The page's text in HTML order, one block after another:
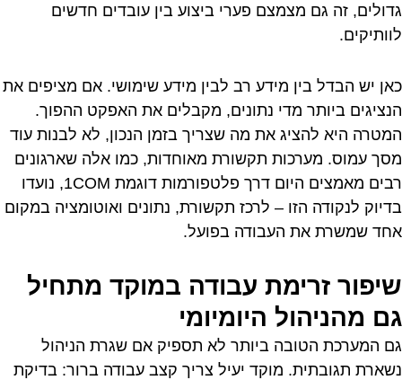
גדולים, זה גם מצמצם פערי ביצוע בין עובדים חדשים
לוותיקים.
כאן יש הבדל בין מידע רב לבין מידע שימושי. אם מציפים את
הנציגים ביותר מדי נתונים, מקבלים את האפקט ההפוך.
המטרה היא להציג את מה שצריך בזמן הנכון, לא לבנות עוד
מסך עמוס. מערכות תקשורת מאוחדות, כמו אלה שארגונים
רבים מאמצים היום דרך פלטפורמות דוגמת 1COM, נועדו
בדיוק לנקודה הזו – לרכז תקשורת, נתונים ואוטומציה במקום
אחד שמשרת את העבודה בפועל.
שיפור זרימת עבודה במוקד מתחיל
גם מהניהול היומיומי
גם המערכת הטובה ביותר לא תספיק אם שגרת הניהול
נשארת תגובתית. מוקד יעיל צריך קצב עבודה ברור: בדיקת